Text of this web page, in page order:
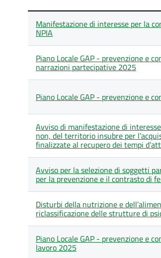
degli
articoli
nella
2025
Manifestazione di interesse per la
NPIA
Piano Locale GAP - prevenzione e
narrazioni partecipative 2025
Piano Locale GAP - prevenzione e
Avviso di manifestazione di
non, del territorio insubre per
finalizzate al recupero dei tempi
Avviso per la selezione di soggetti
per la prevenzione e il contrasto di
Disturbi della nutrizione e
riclassificazione delle strutture di
Piano Locale GAP - prevenzione e
lavoro 2025